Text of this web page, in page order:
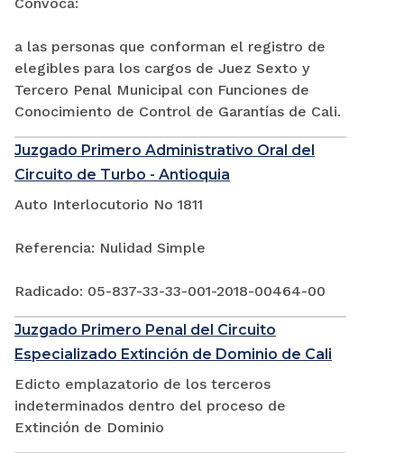
a las personas que conforman el registro de
elegibles para los cargos de Juez Sexto y
Tercero Penal Municipal con Funciones de
Conocimiento de Control de Garantías de Cali.
Juzgado Primero Administrativo Oral del
Circuito de Turbo - Antioquia
Auto Interlocutorio No 1811
Referencia: Nulidad Simple
Radicado: 05-837-33-33-001-2018-00464-00
Juzgado Primero Penal del Circuito
Especializado Extinción de Dominio de Cali
Edicto emplazatorio de los terceros
indeterminados dentro del proceso de
Extinción de Dominio